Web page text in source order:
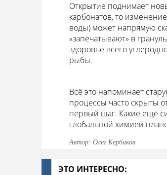
Открытие поднимает
карбонатов, то
воды) может напрямую
«запечатывают» в
здоровье всего
рыбы.
Всё это напоминает
процессы часто скрыты
первый шаг. Какие ещё
глобальной химией
Автор: Олег Кербиков
ЭТО ИНТЕРЕСНО: